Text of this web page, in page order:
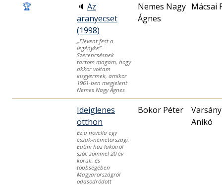
🏆 🔈 Az
aranyecset
(1998)
„Elevent fest a
legényke” –
Szerencsésnek
tartom magam, hogy
akkor voltam
kisgyermek, amikor
1961-ben megjelent
Nemes Nagy Ágnes
Nemes Nagy
Ágnes
Mácsai
Ideiglenes
otthon
Ez a novella egy
észak-németországi,
Eutini ház lakóiról
szól: zömmel 20 év
körüli, és
többségében
Magyarországról
odasodródott
Bokor Péter
Anikó